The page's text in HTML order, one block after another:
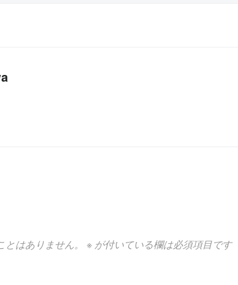
はありません。 ※ が付いている欄は必須項目です